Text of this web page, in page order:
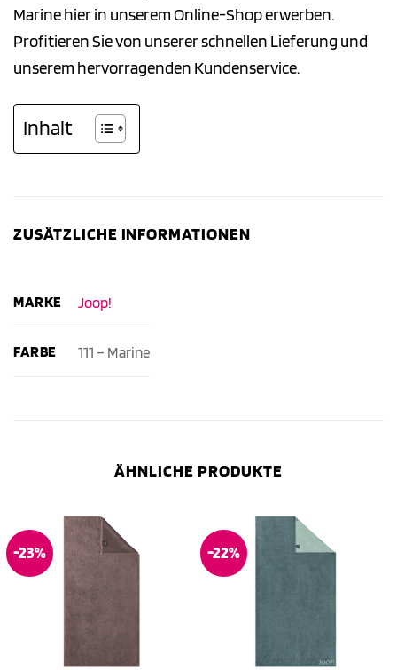
Marine hier in unserem Online-Shop erwerben.
Profitieren Sie von unserer schnellen Lieferung und
unserem hervorragenden Kundenservice.
Inhalt
ZUSÄTZLICHE INFORMATIONEN
MARKE Joop!
FARBE 111 – Marine
ÄHNLICHE PRODUKTE
-23% -22%